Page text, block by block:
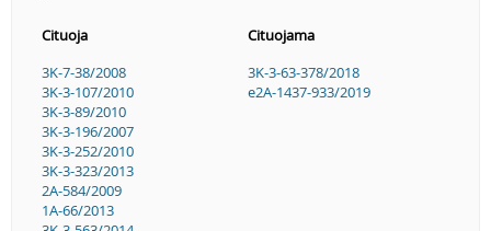
Cituoja
Cituojama
3K-7-38/2008
3K-3-107/2010
3K-3-89/2010
3K-3-196/2007
3K-3-252/2010
3K-3-323/2013
2A-584/2009
1A-66/2013
3K-3-63-378/2018
e2A-1437-933/2019